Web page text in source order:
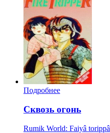
Подробнее
Сквозь огонь
Rumik World: Faiyâ torippâ